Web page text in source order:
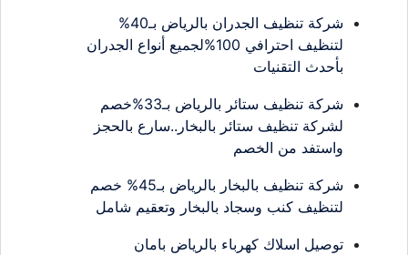
شركة تنظيف الجدران بالرياض بـ40%
لتنظيف احترافي 100%لجميع أنواع الجدران
بأحدث التقنيات
شركة تنظيف ستائر بالرياض بـ33%خصم
لشركة تنظيف ستائر بالبخار..سارع بالحجز
واستفد من الخصم
شركة تنظيف بالبخار بالرياض بـ45% خصم
لتنظيف كنب وسجاد بالبخار وتعقيم شامل
توصيل اسلاك كهرباء بالرياض بامان